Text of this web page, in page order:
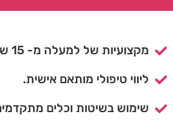
מקצועיות של למעלה מ- 15 שנה.
ליווי טיפולי מותאם אישית.
שימוש בשיטות וכלים